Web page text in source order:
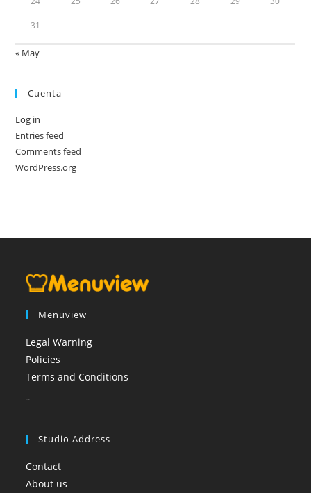
31
« May
Cuenta
Log in
Entries feed
Comments feed
WordPress.org
Menuview
Legal Warning
Policies
Terms and Conditions
Studio Address
Contact
About us